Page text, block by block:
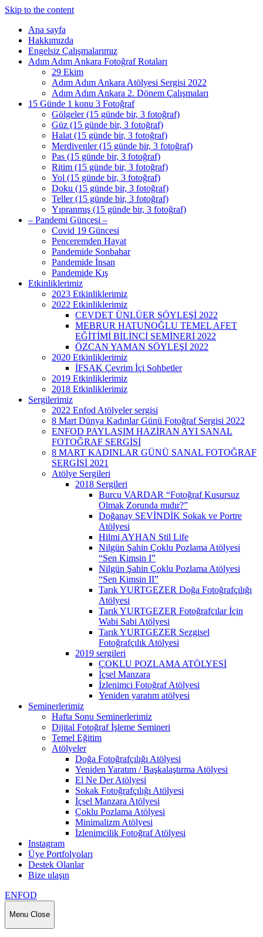
Skip to the content
Ana sayfa
Hakkımızda
Engelsiz Çalışmalarımız
Adım Adım Ankara Fotoğraf Rotaları
29 Ekim
Adım Adım Ankara Atölyesi Sergisi 2022
Adım Adım Ankara 2. Dönem Çalışmaları
15 Günde 1 konu 3 Fotoğraf
Gölgeler (15 günde bir, 3 fotoğraf)
Güz (15 günde bir, 3 fotoğraf)
Halat (15 günde bir, 3 fotoğraf)
Merdivenler (15 günde bir, 3 fotoğraf)
Pas (15 günde bir, 3 fotoğraf)
Ritim (15 günde bir, 3 fotoğraf)
Yol (15 günde bir, 3 fotoğraf)
Doku (15 günde bir, 3 fotoğraf)
Teller (15 günde bir, 3 fotoğraf)
Yıpranmış (15 günde bir, 3 fotoğraf)
– Pandemi Güncesi –
Covid 19 Güncesi
Penceremden Hayat
Pandemide Sonbahar
Pandemide İnsan
Pandemide Kış
Etkinliklerimiz
2023 Etkinliklerimiz
2022 Etkinliklerimiz
CEVDET ÜNLÜER SÖYLEŞİ 2022
MEBRUR HATUNOĞLU TEMEL AFET
EĞİTİMİ BİLİNCİ SEMİNERİ 2022
ÖZCAN YAMAN SÖYLEŞİ 2022
2020 Etkinliklerimiz
İFSAK Çevrim İçi Sohbetler
2019 Etkinliklerimiz
2018 Etkinliklerimiz
Sergilerimiz
2022 Enfod Atölyeler sergisi
8 Mart Dünya Kadınlar Günü Fotoğraf Sergisi 2022
ENFOD PAYLAŞIM HAZİRAN AYI SANAL
FOTOĞRAF SERGİSİ
8 MART KADINLAR GÜNÜ SANAL FOTOĞRAF
SERGİSİ 2021
Atölye Sergileri
2018 Sergileri
Burcu VARDAR “Fotoğraf Kusursuz
Olmak Zorunda mıdır?”
Doğanay SEVİNDİK Sokak ve Portre
Atölyesi
Hilmi AYHAN Stil Life
Nilgün Şahin Çoklu Pozlama Atölyesi
“Sen Kimsin I”
Nilgün Şahin Çoklu Pozlama Atölyesi
“Sen Kimsin II”
Tarık YURTGEZER Doğa Fotoğrafçılığı
Atölyesi
Tarık YURTGEZER Fotoğrafçılar İçin
Wabi Sabi Atölyesi
Tarık YURTGEZER Sezgisel
Fotoğrafçılık Atölyesi
2019 sergileri
ÇOKLU POZLAMA ATÖLYESİ
İçsel Manzara
İzlenimci Fotoğraf Atölyesi
Yeniden yaratım atölyesi
Seminerlerimiz
Hafta Sonu Seminerlerimiz
Dijital Fotoğraf İşleme Semineri
Temel Eğitim
Atölyeler
Doğa Fotoğrafçılığı Atölyesi
Yeniden Yaratım / Başkalaştırma Atölyesi
El Ne Der Atölyesi
Sokak Fotoğrafçılığı Atölyesi
İçsel Manzara Atölyesi
Çoklu Pozlama Atölyesi
Minimalizm Atölyesi
İzlenimcilik Fotoğraf Atölyesi
Instagram
Üye Portfolyoları
Destek Olanlar
Bize ulaşın
ENFOD
Menu Close